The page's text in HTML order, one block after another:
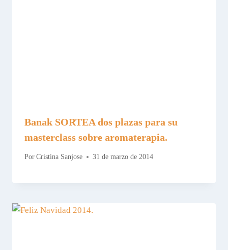
Banak SORTEA dos plazas para su
masterclass sobre aromaterapia.
Por Cristina Sanjose 31 de marzo de 2014